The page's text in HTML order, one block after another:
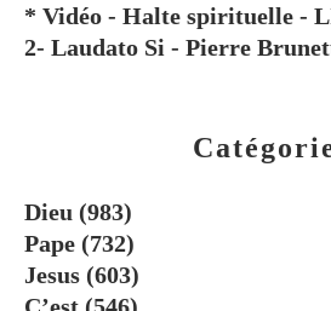
Dieu (983)
Pape (732)
Jesus (603)
* Vidéo - Halte spirituelle -
2- Laudato Si - Pierre